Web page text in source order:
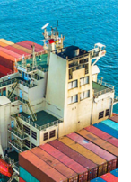
Gia đình